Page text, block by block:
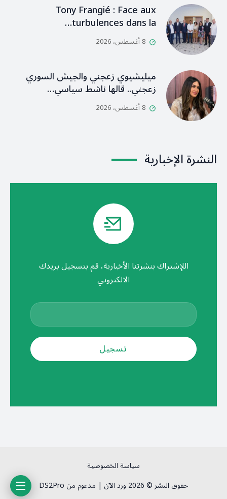
Tony Frangié : Face aux
turbulences dans la…
8 أغسطس، 2026
ميليشيوي زعجني والجيش السوري
زعجني.. قالها ناشط سياسي…
8 أغسطس، 2026
النشرة الإخبارية
اللإشتراك بنشرتنا الأخبارية، قم بتسجيل بريدك
الالكتروني
سياسة الخصوصية
حقوق النشر © 2026 ورد الآن | مدعوم من DS2Pro